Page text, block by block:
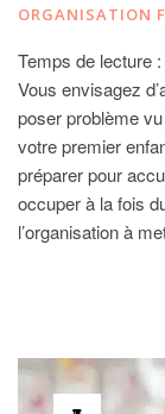
ORGANISATION
Temps de lecture :
Vous envisagez
poser problème
votre premier
préparer pour
occuper à la fois
l’organisation à